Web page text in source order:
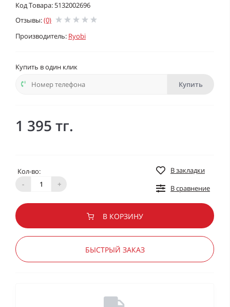
Код Товара: 5132002696
Отзывы:(0)
Производитель: Ryobi
Купить в один клик
Купить
1 395 тг.
Кол-во:
-
+
В закладки
В сравнение
В КОРЗИНУ
БЫСТРЫЙ ЗАКАЗ